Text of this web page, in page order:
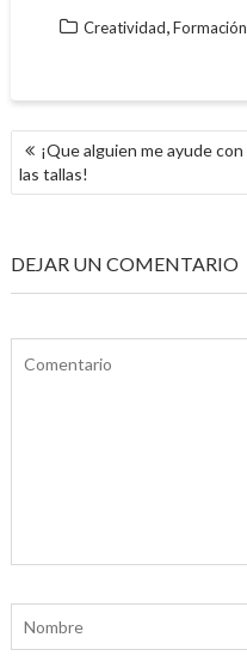
Creatividad,Formación
NAVEGACIÓN
DE
ENTRADAS
¡Que alguien me ayude con
las tallas!
DEJAR UN COMENTARIO